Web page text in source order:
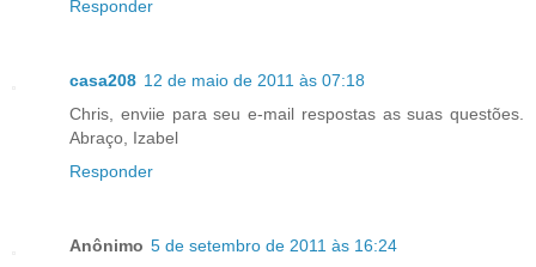
Responder
casa208 12 de maio de 2011 às 07:18
Chris, enviie para seu e-mail respostas as suas questões.
Abraço, Izabel
Responder
Anônimo 5 de setembro de 2011 às 16:24